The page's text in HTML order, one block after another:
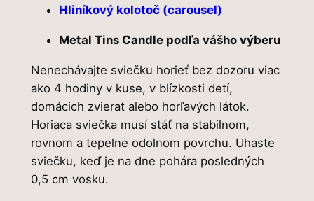
0
€
.
€
.
l
+
M
e
t
a
l
Hliníkový kolotoč (carousel)
Metal Tins Candle podľa vášho výberu
Nenechávajte sviečku horieť bez dozoru viac
ako 4 hodiny v kuse, v blízkosti detí,
domácich zvierat alebo horľavých látok.
Horiaca sviečka musí stáť na stabilnom,
rovnom a tepelne odolnom povrchu. Uhaste
sviečku, keď je na dne pohára posledných
0,5 cm vosku.